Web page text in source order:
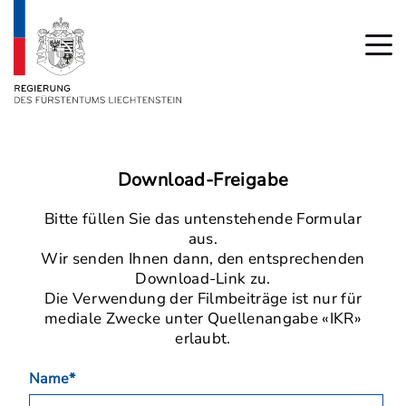
Download-Freigabe
Bitte füllen Sie das untenstehende Formular
aus.
Wir senden Ihnen dann, den entsprechenden
Download-Link zu.
Die Verwendung der Filmbeiträge ist nur für
mediale Zwecke unter Quellenangabe «IKR»
erlaubt.
Name*